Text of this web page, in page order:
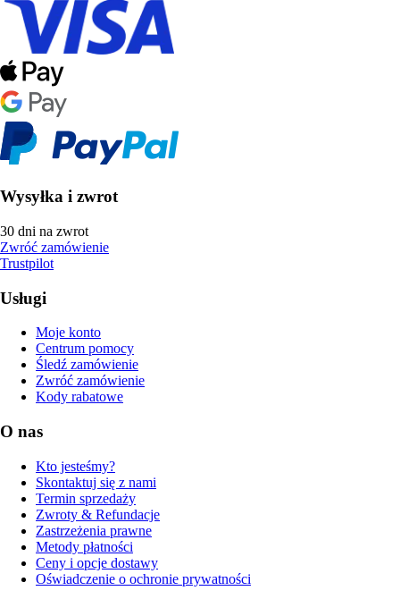
Wysyłka i zwrot
30 dni na zwrot
Zwróć zamówienie
Trustpilot
Usługi
Moje konto
Centrum pomocy
Śledź zamówienie
Zwróć zamówienie
Kody rabatowe
O nas
Kto jesteśmy?
Skontaktuj się z nami
Termin sprzedaży
Zwroty & Refundacje
Zastrzeżenia prawne
Metody płatności
Ceny i opcje dostawy
Oświadczenie o ochronie prywatności